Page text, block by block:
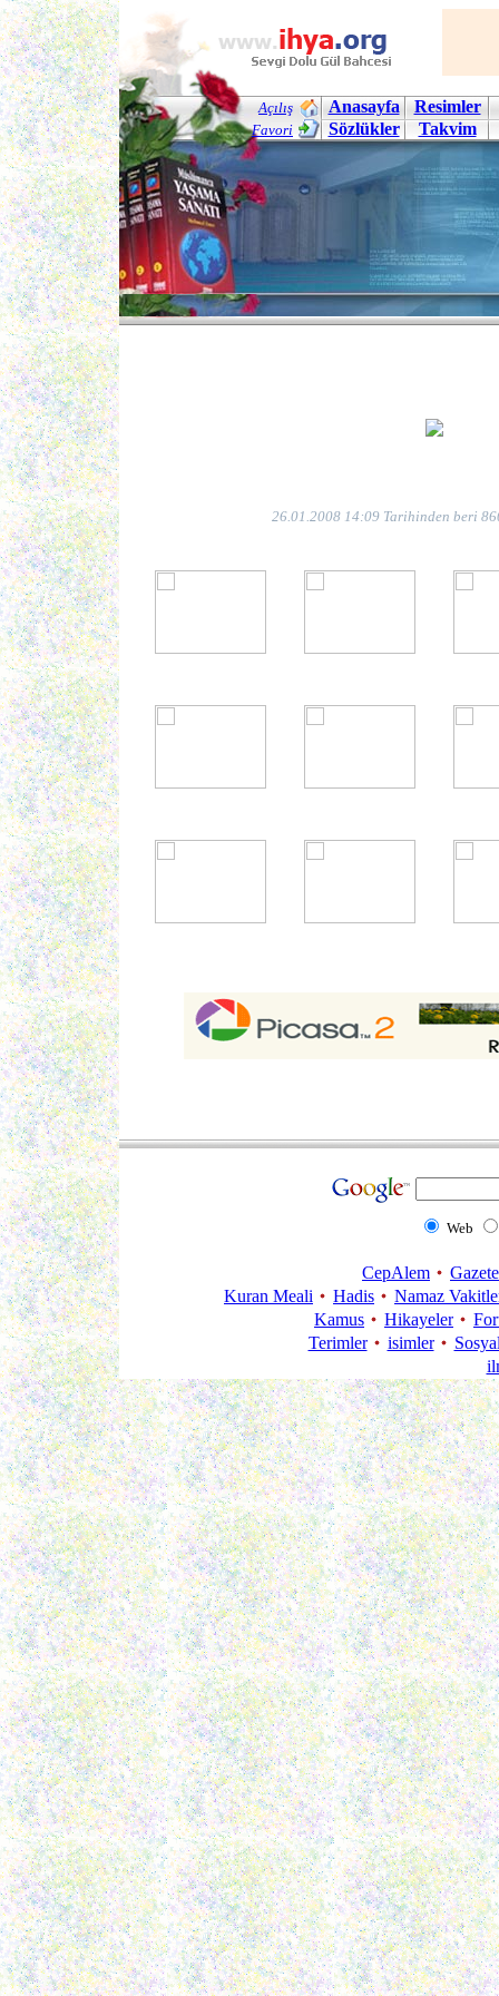
Açılış
Favori
Anasayfa
Resimler
Sözlükler
Takvim
26.01.2008 14:09 Tarihinden beri
Web
CepAlem
Kuran Meali
Hadis
Namaz
Kamus
Hikayeler
Terimler
isimler